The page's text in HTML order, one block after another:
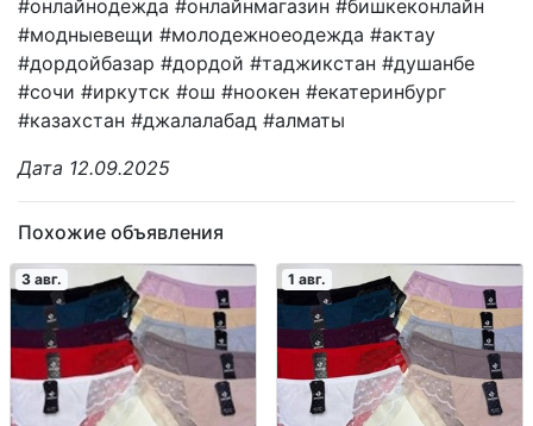
#онлайнодежда #онлайнмагазин #бишкеконлайн
#модныевещи #молодежноеодежда #актау
#дордойбазар #дордой #таджикстан #душанбе
#сочи #иркутск #ош #ноокен #екатеринбург
#казахстан #джалалабад #алматы
Дата 12.09.2025
Похожие объявления
3 авг. 1 авг.